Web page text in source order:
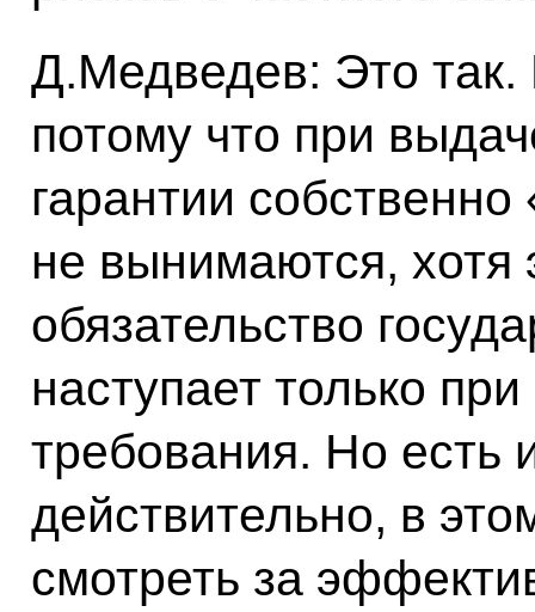
Д.Медведев: Это
потому что при
гарантии
не вынимаются, хотя
обязательство
наступает только
требования. Но есть
действительно, в
смотреть за